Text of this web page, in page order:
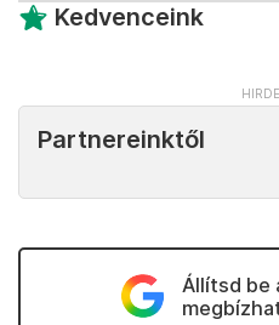
Kedvenceink
Partnereinktől
Állítsd be